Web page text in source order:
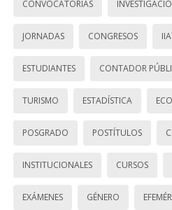
CONVOCATORIAS
JORNADAS CONGRESOS
ESTUDIANTES CONTADOR
TURISMO ESTADÍSTICA
POSGRADO POSTÍTULOS
INSTITUCIONALES CURSOS
EXÁMENES GÉNERO